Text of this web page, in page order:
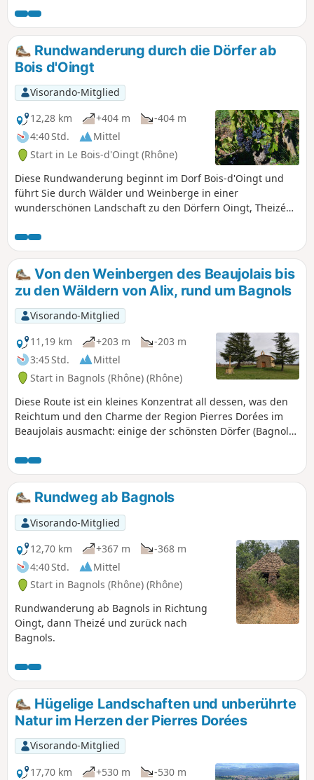
Beaujolais, die zwischen 1901 und 1902 in Betrieb
genommen wurden, verbanden Villefranche mit Monsols
und Villefranche mit Tarare. Das Auto verdrängte den Zug
im Jahr 1934. Begehen Sie einige Abschnitte dieser Strecke,
die in einen Wanderweg umgewandelt wurde und in ihrer
Gesamtheit von Liergues nach Sarcey führt.
Rundwanderung durch die Dörfer ab
Bois d'Oingt
Visorando-Mitglied
12,28 km
+404 m
-404 m
4:40 Std.
Mittel
Start in Le Bois-d'Oingt (Rhône)
Diese Rundwanderung beginnt im Dorf Bois-d'Oingt und
führt Sie durch Wälder und Weinberge in einer
wunderschönen Landschaft zu den Dörfern Oingt, Theizé
Landschaft.
Von den Weinbergen des Beaujolais bis
zu den Wäldern von Alix, rund um Bagnols
Visorando-Mitglied
11,19 km
+203 m
-203 m
3:45 Std.
Mittel
Start in Bagnols (Rhône) (Rhône)
Diese Route ist ein kleines Konzentrat all dessen, was den
Reichtum und den Charme der Region Pierres Dorées im
Beaujolais ausmacht: einige der schönsten Dörfer (Bagnols,
Waschhäuser und herrliche Ausblicke auf die umliegenden
Berge, Weinberge und Wälder.
Rundweg ab Bagnols
Visorando-Mitglied
12,70 km
+367 m
-368 m
4:40 Std.
Mittel
Start in Bagnols (Rhône) (Rhône)
Rundwanderung ab Bagnols in Richtung
Oingt, dann Theizé und zurück nach
Bagnols.
Hügelige Landschaften und unberührte
Natur im Herzen der Pierres Dorées
Visorando-Mitglied
17,70 km
+530 m
-530 m